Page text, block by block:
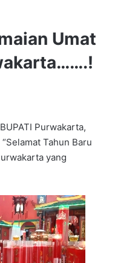
Umat
Purwakarta,
Tahun Baru
yang